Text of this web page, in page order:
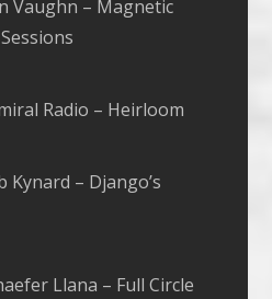
Vaughn – Magnetic
Radio – Heirloom
Kynard – Django’s
Llana – Full Circle